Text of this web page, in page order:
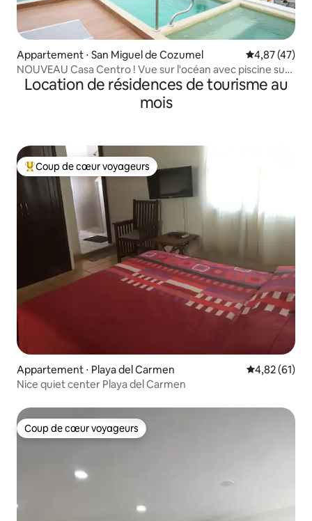
Appartement ⋅ San Miguel de Cozumel Évaluation
4,87 (47)
NOUVEAU Casa Centro ! Vue sur l'océan avec piscine sur
le toit et salle de sport
Location de résidences de tourisme au
mois
Coups de cœur voyageurs les plus appréciés
Coup de cœur voyageurs
Appartement ⋅ Playa del Carmen Évaluation
4,82 (61)
Nice quiet center Playa del Carmen
Coup de cœur voyageurs
Coup de cœur voyageurs